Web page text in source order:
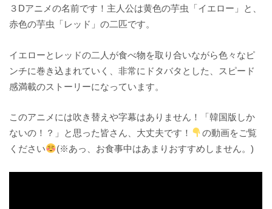
３Dアニメの名前です！主人公は黄色の芋虫「イエロー」と、
赤色の芋虫「レッド」の二匹です。
イエローとレッドの二人が食べ物を取り合いながら色々なピ
ンチに巻き込まれていく、非常にドタバタとした、スピード
感満載のストーリーになっています。
このアニメには吹き替えや字幕はありません！「韓国版しか
ないの！？」と思った皆さん、大丈夫です！
の動画をご覧
ください
(※あっ、お食事中はあまりおすすめしません。)